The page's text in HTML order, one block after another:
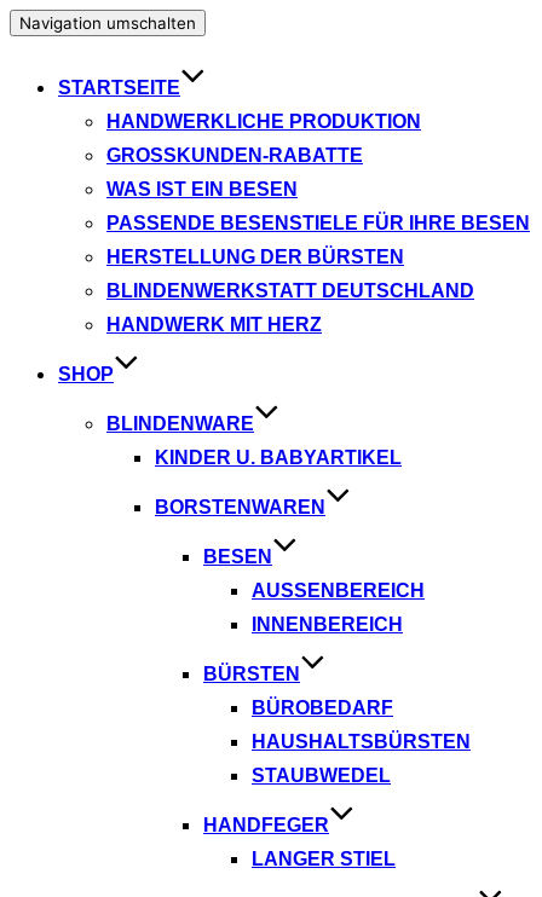
Navigation umschalten
STARTSEITE
HANDWERKLICHE PRODUKTION
GROSSKUNDEN-RABATTE
WAS IST EIN BESEN
PASSENDE BESENSTIELE FÜR IHRE BESEN
HERSTELLUNG DER BÜRSTEN
BLINDENWERKSTATT DEUTSCHLAND
HANDWERK MIT HERZ
SHOP
BLINDENWARE
KINDER U. BABYARTIKEL
BORSTENWAREN
BESEN
AUSSENBEREICH
INNENBEREICH
BÜRSTEN
BÜROBEDARF
HAUSHALTSBÜRSTEN
STAUBWEDEL
HANDFEGER
LANGER STIEL